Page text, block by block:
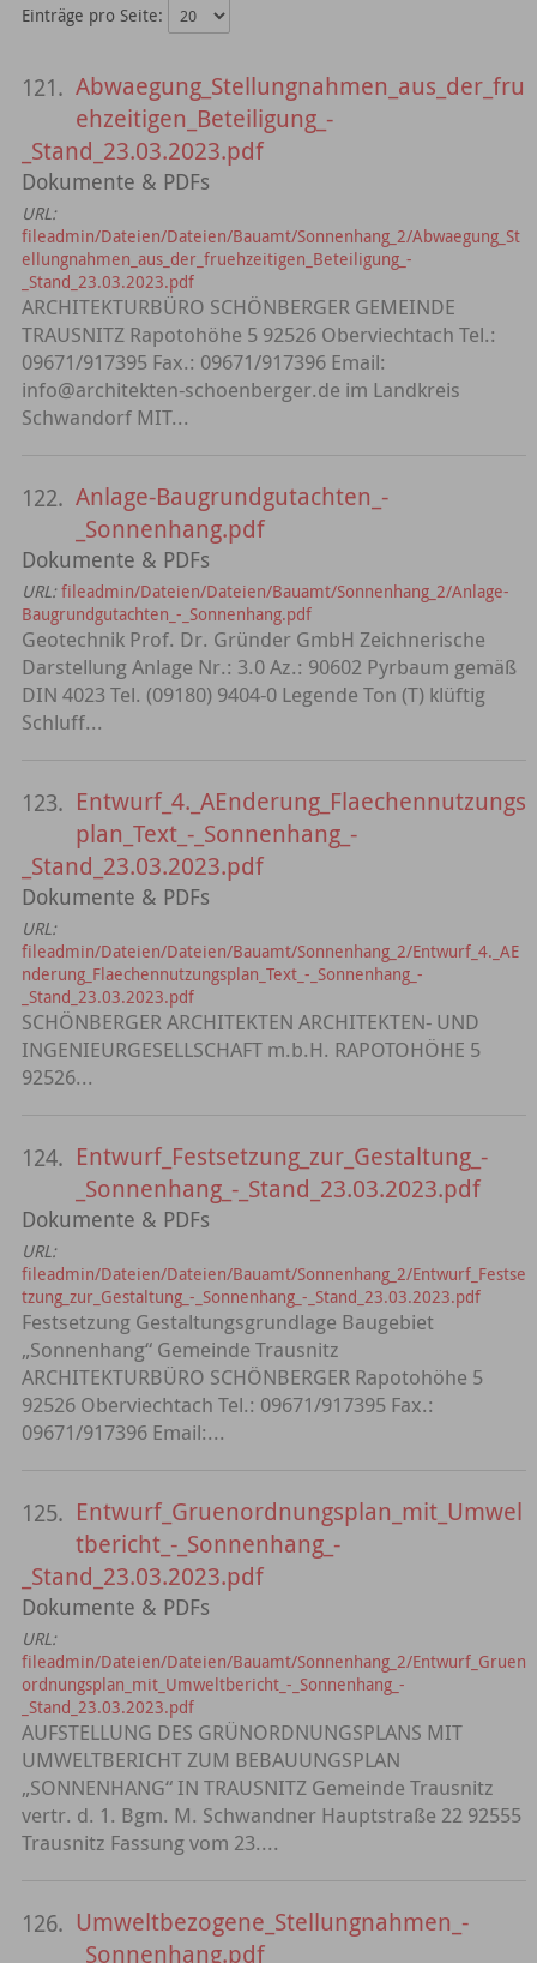
Einträge pro Seite:
121. Abwaegung_Stellungnahmen_aus_der_fru
ehzeitigen_Beteiligung_-
_Stand_23.03.2023.pdf
Dokumente & PDFs
URL:
fileadmin/Dateien/Dateien/Bauamt/Sonnenhang_2/Abwaegung_St
ellungnahmen_aus_der_fruehzeitigen_Beteiligung_-
_Stand_23.03.2023.pdf
ARCHITEKTURBÜRO SCHÖNBERGER GEMEINDE
TRAUSNITZ Rapotohöhe 5 92526 Oberviechtach Tel.:
09671/917395 Fax.: 09671/917396 Email:
info@architekten-schoenberger.de im Landkreis
Schwandorf MIT...
122. Anlage-Baugrundgutachten_-
_Sonnenhang.pdf
Dokumente & PDFs
URL: fileadmin/Dateien/Dateien/Bauamt/Sonnenhang_2/Anlage-
Baugrundgutachten_-_Sonnenhang.pdf
Geotechnik Prof. Dr. Gründer GmbH Zeichnerische
Darstellung Anlage Nr.: 3.0 Az.: 90602 Pyrbaum gemäß
DIN 4023 Tel. (09180) 9404-0 Legende Ton (T) klüftig
Schluff...
123. Entwurf_4._AEnderung_Flaechennutzungs
plan_Text_-_Sonnenhang_-
_Stand_23.03.2023.pdf
Dokumente & PDFs
URL:
fileadmin/Dateien/Dateien/Bauamt/Sonnenhang_2/Entwurf_4._AE
nderung_Flaechennutzungsplan_Text_-_Sonnenhang_-
_Stand_23.03.2023.pdf
SCHÖNBERGER ARCHITEKTEN ARCHITEKTEN- UND
INGENIEURGESELLSCHAFT m.b.H. RAPOTOHÖHE 5
92526...
124. Entwurf_Festsetzung_zur_Gestaltung_-
_Sonnenhang_-_Stand_23.03.2023.pdf
Dokumente & PDFs
URL:
fileadmin/Dateien/Dateien/Bauamt/Sonnenhang_2/Entwurf_Festse
tzung_zur_Gestaltung_-_Sonnenhang_-_Stand_23.03.2023.pdf
Festsetzung Gestaltungsgrundlage Baugebiet
„Sonnenhang“ Gemeinde Trausnitz
ARCHITEKTURBÜRO SCHÖNBERGER Rapotohöhe 5
92526 Oberviechtach Tel.: 09671/917395 Fax.:
09671/917396 Email:...
125. Entwurf_Gruenordnungsplan_mit_Umwel
tbericht_-_Sonnenhang_-
_Stand_23.03.2023.pdf
Dokumente & PDFs
URL:
fileadmin/Dateien/Dateien/Bauamt/Sonnenhang_2/Entwurf_Gruen
ordnungsplan_mit_Umweltbericht_-_Sonnenhang_-
_Stand_23.03.2023.pdf
AUFSTELLUNG DES GRÜNORDNUNGSPLANS MIT
UMWELTBERICHT ZUM BEBAUUNGSPLAN
„SONNENHANG“ IN TRAUSNITZ Gemeinde Trausnitz
vertr. d. 1. Bgm. M. Schwandner Hauptstraße 22 92555
Trausnitz Fassung vom 23....
126. Umweltbezogene_Stellungnahmen_-
_Sonnenhang.pdf